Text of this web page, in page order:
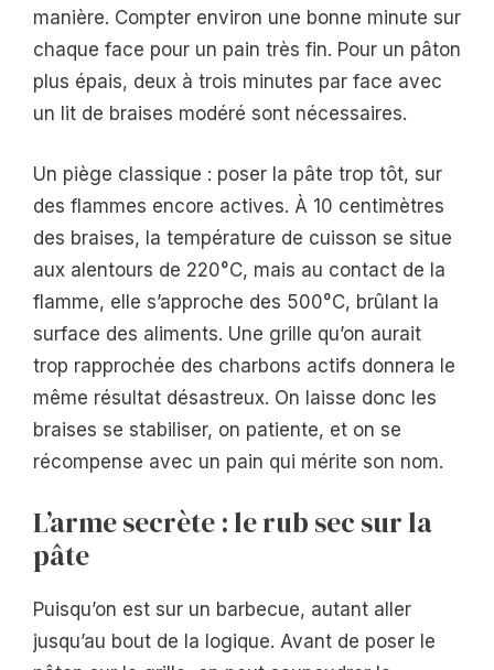
manière. Compter environ une bonne minute sur
chaque face pour un pain très fin. Pour un pâton
plus épais, deux à trois minutes par face avec
un lit de braises modéré sont nécessaires.
Un piège classique : poser la pâte trop tôt, sur
des flammes encore actives. À 10 centimètres
des braises, la température de cuisson se situe
aux alentours de 220°C, mais au contact de la
flamme, elle s’approche des 500°C, brûlant la
surface des aliments. Une grille qu’on aurait
trop rapprochée des charbons actifs donnera le
même résultat désastreux. On laisse donc les
braises se stabiliser, on patiente, et on se
récompense avec un pain qui mérite son nom.
L’arme secrète : le rub sec sur la
pâte
Puisqu’on est sur un barbecue, autant aller
jusqu’au bout de la logique. Avant de poser le